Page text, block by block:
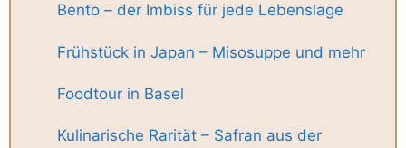
Bento – der Imbiss für jede Lebenslage
Frühstück in Japan – Misosuppe und mehr
Foodtour in Basel
Kulinarische Rarität – Safran aus der